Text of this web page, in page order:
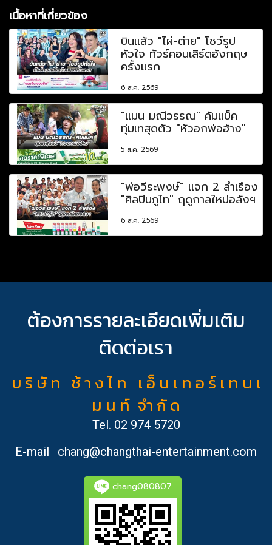
เนื้อหาที่เกี่ยวข้อง
บินแล้ว "ไผ่-ต่าย" โชว์รูป
หัวใจ ทัวร์คอนเสิร์ตอังกฤษ
ครั้งแรก
6 ส.ค. 2569
"แมน มณีวรรณ" คัมแบ็ค
ทุ่มเทสุดตัว "หัวอกพ่อฮ้าง"
5 ส.ค. 2569
"พ่อวีระพงษ์" แจก 2 ลำเรื่อง
"ศิลปินภูไท" ฤดูกาลใหม่อลังฯ
6 ส.ค. 2569
ต้องการรายละเอียดเพิ่มเติม
ติดต่อเรา
บ ริ ษั ท ช้ า ง ไ ท เ อ็ น เ ท อ ร์ เ ท น เ
ม น ท์ จำ กั ด
Tel. 02 974 5720
E-mail
chang@changthai-entertainment.com
chang080807